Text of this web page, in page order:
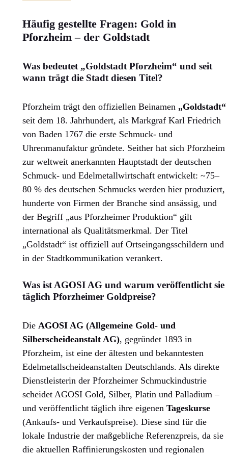
Häufig gestellte Fragen: Gold in
Pforzheim – der Goldstadt
Was bedeutet „Goldstadt Pforzheim“ und seit
wann trägt die Stadt diesen Titel?
Pforzheim trägt den offiziellen Beinamen „Goldstadt“
seit dem 18. Jahrhundert, als Markgraf Karl Friedrich
von Baden 1767 die erste Schmuck- und
Uhrenmanufaktur gründete. Seither hat sich Pforzheim
zur weltweit anerkannten Hauptstadt der deutschen
Schmuck- und Edelmetallwirtschaft entwickelt: ~75–
80 % des deutschen Schmucks werden hier produziert,
hunderte von Firmen der Branche sind ansässig, und
der Begriff „aus Pforzheimer Produktion“ gilt
international als Qualitätsmerkmal. Der Titel
„Goldstadt“ ist offiziell auf Ortseingangsschildern und
in der Stadtkommunikation verankert.
Was ist AGOSI AG und warum veröffentlicht sie
täglich Pforzheimer Goldpreise?
Die AGOSI AG (Allgemeine Gold- und
Silberscheideanstalt AG), gegründet 1893 in
Pforzheim, ist eine der ältesten und bekanntesten
Edelmetallscheideanstalten Deutschlands. Als direkte
Dienstleisterin der Pforzheimer Schmuckindustrie
scheidet AGOSI Gold, Silber, Platin und Palladium –
und veröffentlicht täglich ihre eigenen Tageskurse
(Ankaufs- und Verkaufspreise). Diese sind für die
lokale Industrie der maßgebliche Referenzpreis, da sie
die aktuellen Raffinierungskosten und regionalen